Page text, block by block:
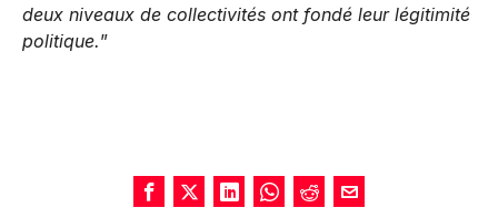
deux niveaux de collectivités ont fondé leur légitimité
politique.”